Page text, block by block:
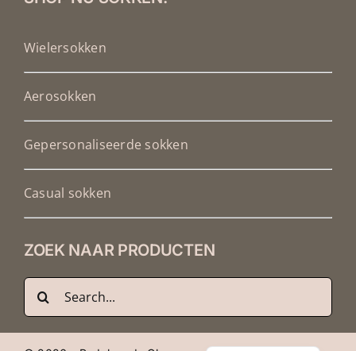
Wielersokken
Aerosokken
Gepersonaliseerde sokken
Casual sokken
ZOEK NAAR PRODUCTEN
Zoeken
naar:
Deutsch